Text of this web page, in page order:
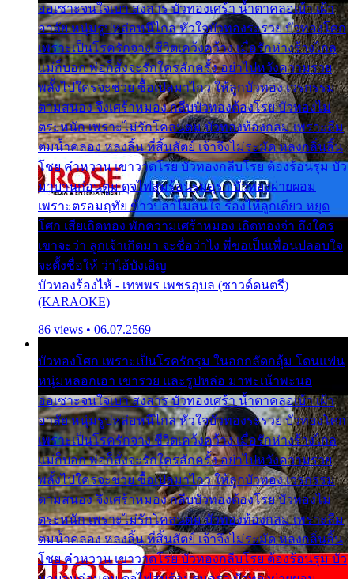
ออเซาะจนใจเบา สงสาร บัวทองเศร้า น้ำตาคลอเบ้า เฝ้า
อาลัย หนุ่มรูปหล่อหนีไกล หัวใจบัวทองระรวย บัวทองโศก
เพราะเป็นโรครักจาง ชีวิตเคว้งคว้าง เมื่อรักห่างร้างไกล
แม่ก็บอก พ่อก็สั่งจะรักใครสักครั้ง อย่าไปหวังความรวย
พลั้งไปใครจะช่วย ซื้อเปลมาไกว ให้ลูกบัวทอง เวรกรรม
ตามสนอง จึงเศร้าหมอง กลีบบัวทองต้องโรย บัวทองไม่
ตระหนัก เพราะไม่รักโคลนตม บัวทองท้องกลม เพราะลืม
ตมน้ำคลอง หลงลิ้น ที่สิ้นสัตย์ เจ้าจึงไม่ระมัด หลงกลิ่นลิ้น
โชย คำหวาน เขาวาดโรย บัวทองกลีบโรย ต้องร้อนรุม บัว
มาบานก่อนตูม ดุจไฟสุมร้อนรุมอุรา บัวทองผ่ายผอม
เพราะตรอมฤทัย ข้าวปลาไม่สนใจ ร้องไห้ลูกเดียว หยุด
โศก เสียเถิดทอง พักความเศร้าหมอง เถิดทองจ๋า ถึงใคร
เขาจะว่า ลูกเจ้าเกิดมา จะชื่อว่าไง พี่ขอเป็นเพื่อนปลอบใจ
จะตั้งชื่อให้ ว่าไอ้บังเอิญ
บัวทองร้องไห้ - เทพพร เพชรอุบล (ซาวด์ดนตรี)
(KARAOKE)
86 views • 06.07.2569
บัวทองโศก เพราะเป็นโรครักรุม ในอกกลัดกลุ้ม โดนแฟน
หนุ่มหลอกเอา เขารวย และรูปหล่อ มาพะเน้าพะนอ
ออเซาะจนใจเบา สงสาร บัวทองเศร้า น้ำตาคลอเบ้า เฝ้า
อาลัย หนุ่มรูปหล่อหนีไกล หัวใจบัวทองระรวย บัวทองโศก
เพราะเป็นโรครักจาง ชีวิตเคว้งคว้าง เมื่อรักห่างร้างไกล
แม่ก็บอก พ่อก็สั่งจะรักใครสักครั้ง อย่าไปหวังความรวย
พลั้งไปใครจะช่วย ซื้อเปลมาไกว ให้ลูกบัวทอง เวรกรรม
ตามสนอง จึงเศร้าหมอง กลีบบัวทองต้องโรย บัวทองไม่
ตระหนัก เพราะไม่รักโคลนตม บัวทองท้องกลม เพราะลืม
ตมน้ำคลอง หลงลิ้น ที่สิ้นสัตย์ เจ้าจึงไม่ระมัด หลงกลิ่นลิ้น
โชย คำหวาน เขาวาดโรย บัวทองกลีบโรย ต้องร้อนรุม บัว